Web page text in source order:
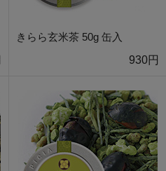
きらら玄米茶 50g 缶入
930円